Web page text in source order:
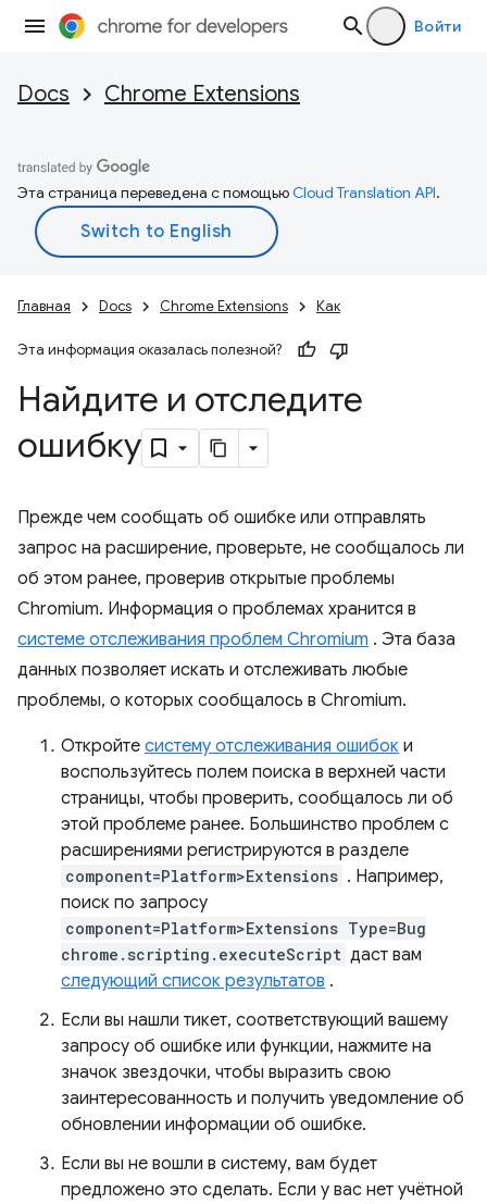
Войти
Docs Chrome Extensions
Эта страница переведена с помощьюCloud Translation API.
Главная Docs Chrome Extensions Как
Эта информация оказалась полезной?
Найдите и отследите
ошибку
Прежде чем сообщать об ошибке или отправлять
запрос на расширение, проверьте, не сообщалось ли
об этом ранее, проверив открытые проблемы
Chromium. Информация о проблемах хранится в
системе отслеживания проблем Chromium . Эта база
данных позволяет искать и отслеживать любые
проблемы, о которых сообщалось в Chromium.
Откройте систему отслеживания ошибок и
воспользуйтесь полем поиска в верхней части
страницы, чтобы проверить, сообщалось ли об
этой проблеме ранее. Большинство проблем с
расширениями регистрируются в разделе
component=Platform>Extensions . Например,
поиск по запросу
component=Platform>Extensions Type=Bug
chrome.scripting.executeScript даст вам
следующий список результатов .
Если вы нашли тикет, соответствующий вашему
запросу об ошибке или функции, нажмите на
значок звездочки, чтобы выразить свою
заинтересованность и получить уведомление об
обновлении информации об ошибке.
Если вы не вошли в систему, вам будет
предложено это сделать. Если у вас нет учётной